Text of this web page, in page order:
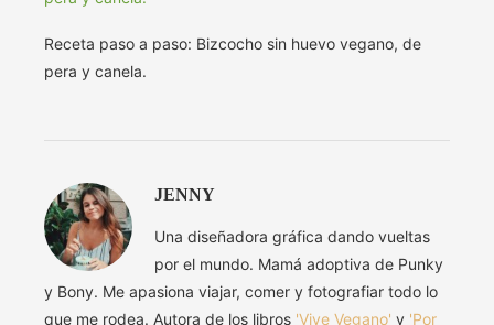
Receta paso a paso: Bizcocho sin huevo vegano, de
pera y canela.
JENNY
Una diseñadora gráfica dando vueltas
por el mundo. Mamá adoptiva de Punky
y Bony. Me apasiona viajar, comer y fotografiar todo lo
que me rodea. Autora de los libros 'Vive Vegano' y 'Por